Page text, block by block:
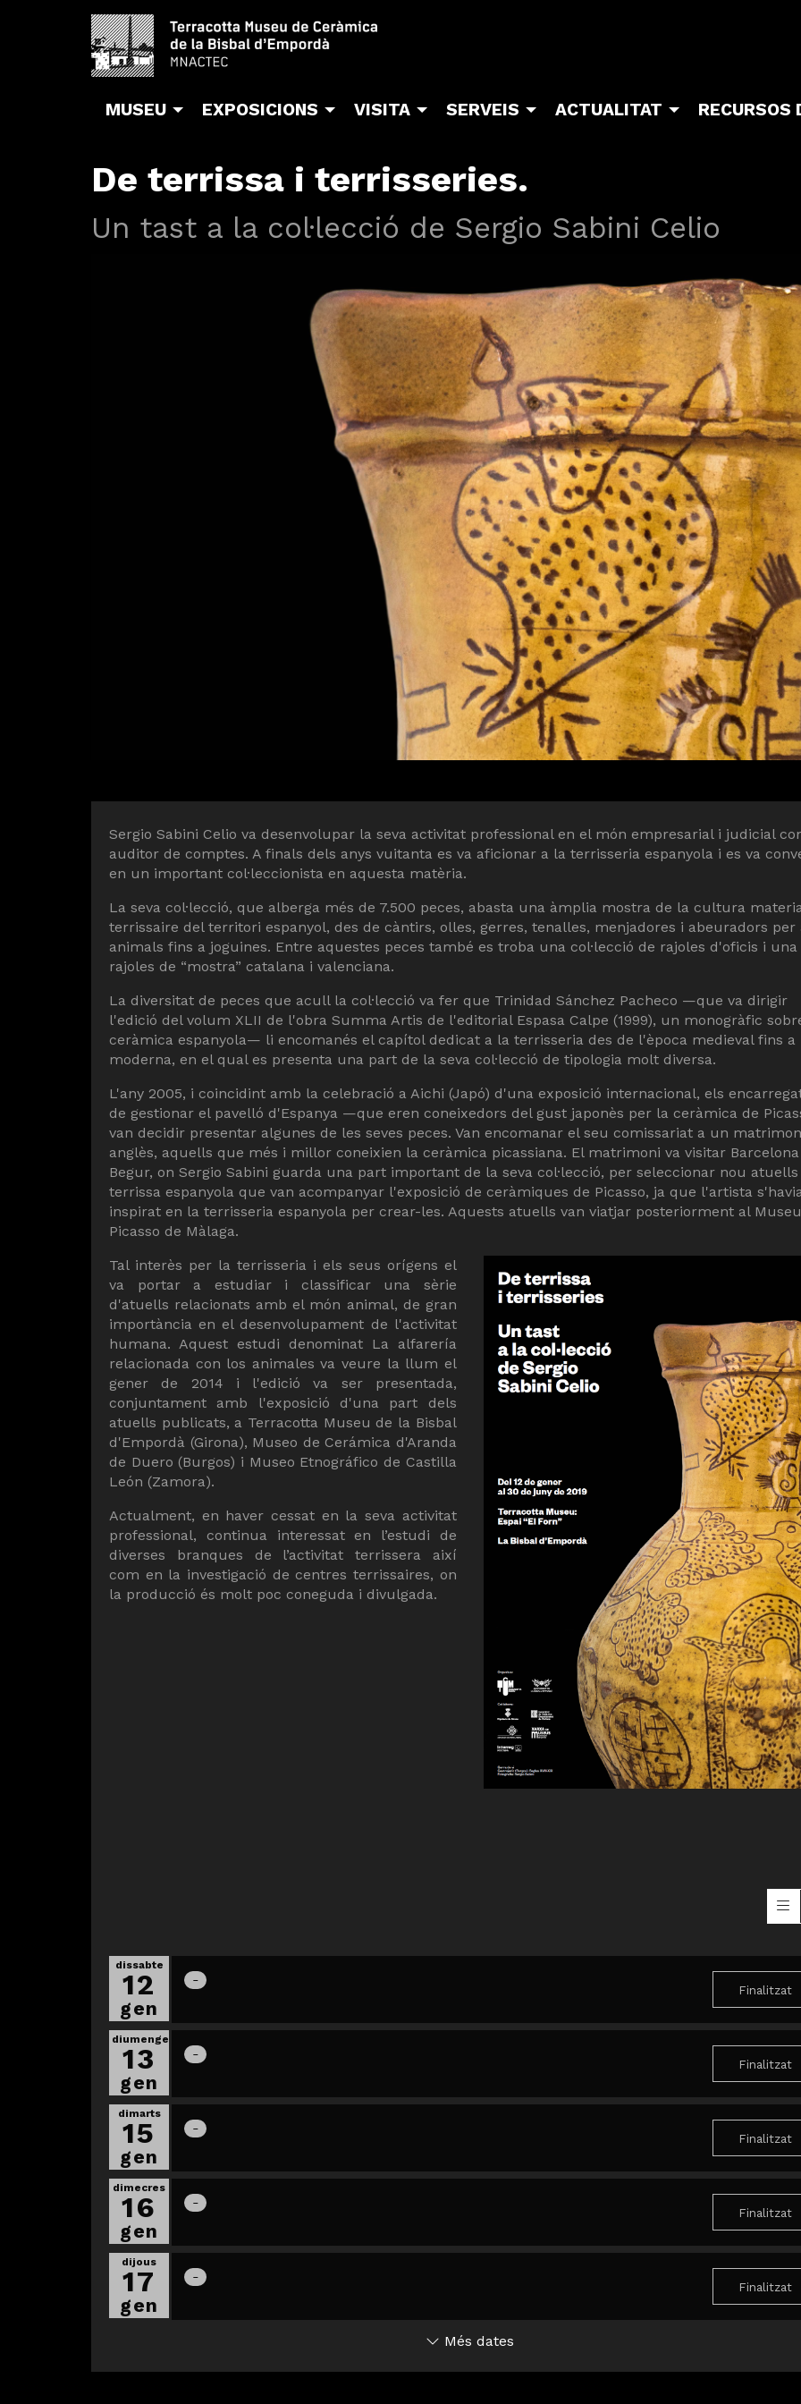
MUSEU EXPOSICIONS VISITA SERVEIS ACTUALITAT RECURSOS
De terrissa i terrisseries.
Un tast a la col·lecció de Sergio Sabini Celio
Sergio Sabini Celio va desenvolupar la seva activitat professional en el món empresarial i judicial
auditor de comptes. A finals dels anys vuitanta es va aficionar a la terrisseria espanyola i es va
en un important col·leccionista en aquesta matèria.
La seva col·lecció, que alberga més de 7.500 peces, abasta una àmplia mostra de la cultura
terrissaire del territori espanyol, des de càntirs, olles, gerres, tenalles, menjadores i abeuradors per
animals fins a joguines. Entre aquestes peces també es troba una col·lecció de rajoles d'oficis i una
rajoles de “mostra” catalana i valenciana.
La diversitat de peces que acull la col·lecció va fer que Trinidad Sánchez Pacheco —que va dirigir
l'edició del volum XLII de l'obra Summa Artis de l'editorial Espasa Calpe (1999), un monogràfic
ceràmica espanyola— li encomanés el capítol dedicat a la terrisseria des de l'època medieval fins a
moderna, en el qual es presenta una part de la seva col·lecció de tipologia molt diversa.
L'any 2005, i coincidint amb la celebració a Aichi (Japó) d'una exposició internacional, els
de gestionar el pavelló d'Espanya —que eren coneixedors del gust japonès per la ceràmica de
van decidir presentar algunes de les seves peces. Van encomanar el seu comissariat a un
anglès, aquells que més i millor coneixien la ceràmica picassiana. El matrimoni va visitar
Begur, on Sergio Sabini guarda una part important de la seva col·lecció, per seleccionar nou
terrissa espanyola que van acompanyar l'exposició de ceràmiques de Picasso, ja que l'artista
inspirat en la terrisseria espanyola per crear-les. Aquests atuells van viatjar posteriorment al Museu
Picasso de Màlaga.
Tal interès per la terrisseria i els seus orígens el
va portar a estudiar i classificar una sèrie
d'atuells relacionats amb el món animal, de gran
importància en el desenvolupament de l'activitat
humana. Aquest estudi denominat La alfarería
relacionada con los animales va veure la llum el
gener de 2014 i l'edició va ser presentada,
conjuntament amb l'exposició d'una part dels
atuells publicats, a Terracotta Museu de la Bisbal
d'Empordà (Girona), Museo de Cerámica d'Aranda
de Duero (Burgos) i Museo Etnográfico de Castilla
León (Zamora).
Actualment, en haver cessat en la seva activitat
professional, continua interessat en l’estudi de
diverses branques de l’activitat terrissera així
com en la investigació de centres terrissaires, on
la producció és molt poc coneguda i divulgada.
dissabte
12
gen
Finalitzat
diumenge
13
gen
Finalitzat
dimarts
15
gen
Finalitzat
dimecres
16
gen
Finalitzat
dijous
17
gen
Finalitzat
Més dates